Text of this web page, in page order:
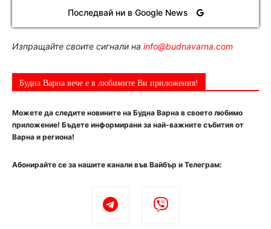
Последвай ни в Google News
Изпращайте своите сигнали на info@budnavarna.com
Будна Варна вече е в любимите Ви приложения!
Можете да следите новините на Будна Варна в своето любимо
приложение! Бъдете информирани за най-важните събития от
Варна и региона!
Абонирайте се за нашите канали във Вайбър и Телеграм: